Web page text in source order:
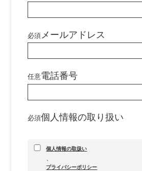
必須 メールアドレス
任意電話番号
必須個人情報の取り扱い
個人情報の取扱い
プライバシーポリシー